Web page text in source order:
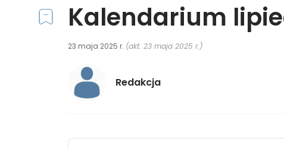
Kalendarium
23 maja 2025 r. (akt. 23 maja 2025 r.)
Redakcja